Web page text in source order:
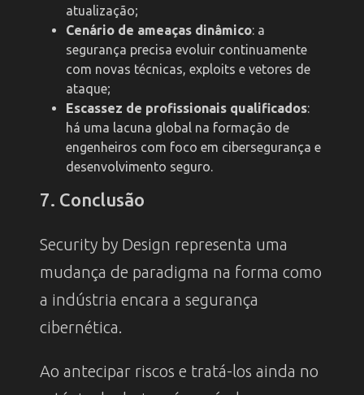
atualização;
Cenário de ameaças dinâmico: a
segurança precisa evoluir continuamente
com novas técnicas, exploits e vetores de
ataque;
Escassez de profissionais qualificados:
há uma lacuna global na formação de
engenheiros com foco em cibersegurança e
desenvolvimento seguro.
7. Conclusão
Security by Design representa uma
mudança de paradigma na forma como
a indústria encara a segurança
cibernética.
Ao antecipar riscos e tratá-los ainda no